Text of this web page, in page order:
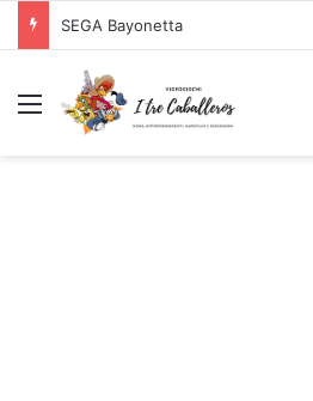
SEGA Bayonetta
Menu